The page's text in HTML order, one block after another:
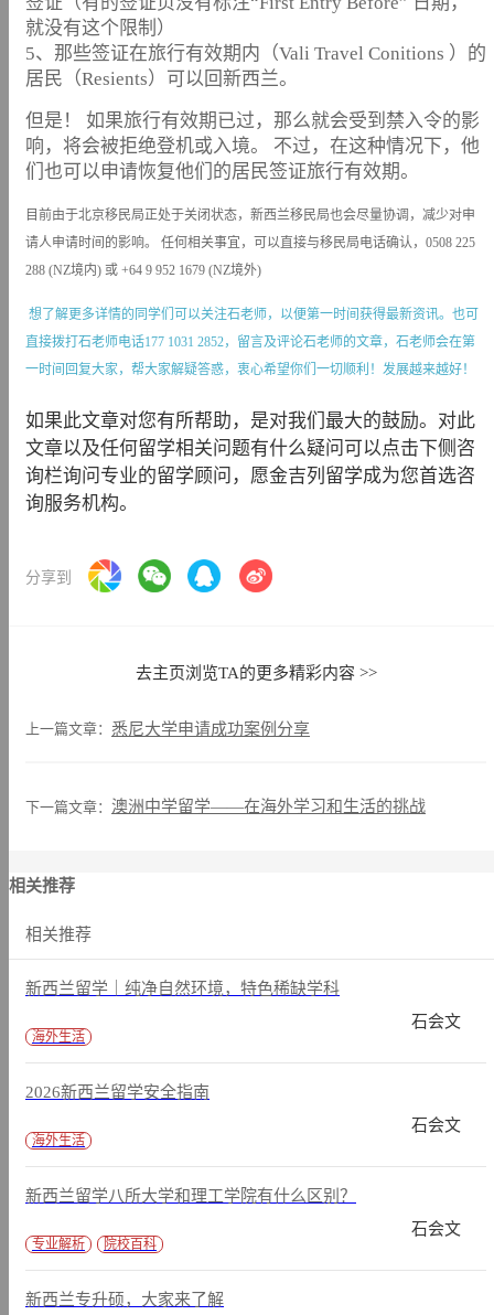
就没有这个限制）
5、那些签证在旅行有效期内（Vali Travel Conitions ）的
居民（Resients）可以回新西兰。
但是！ 如果旅行有效期已过，那么就会受到禁入令的影
响，将会被拒绝登机或入境。 不过，在这种情况下，他
们也可以申请恢复他们的居民签证旅行有效期。
目前由于北京移民局正处于关闭状态，新西兰移民局也会尽量协调，减少对申
请人申请时间的影响。 任何相关事宜，可以直接与移民局电话确认，0508 225
288 (NZ境内) 或 +64 9 952 1679 (NZ境外)
想了解更多详情的同学们可以关注石老师，以便第一时间获得最新资讯。也可
直接拨打石老师电话177 1031 2852，留言及评论石老师的文章，石老师会在第
一时间回复大家，帮大家解疑答惑，衷心希望你们一切顺利！发展越来越好！
如果此文章对您有所帮助，是对我们最大的鼓励。对此
文章以及任何留学相关问题有什么疑问可以点击下侧咨
询栏询问专业的留学顾问，愿金吉列留学成为您首选咨
询服务机构。
分享到
去主页浏览TA的更多精彩内容 >>
上一篇文章： 悉尼大学申请成功案例分享
下一篇文章： 澳洲中学留学——在海外学习和生活的挑战
相关推荐
相关推荐
新西兰留学｜纯净自然环境，特色稀缺学科
海外生活
石会文
2026新西兰留学安全指南
海外生活
石会文
新西兰留学八所大学和理工学院有什么区别？
专业解析 院校百科
石会文
新西兰专升硕，大家来了解